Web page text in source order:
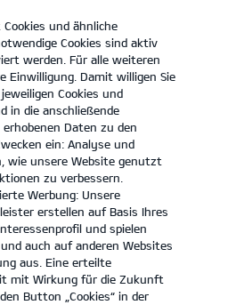
KONTAKT
und ähnliche
Cookies sind aktiv
werden. Für alle weiteren
Einwilligung. Damit willigen Sie
Cookies und
in die anschließende
Daten zu den
ein: Analyse und
wie unsere Website genutzt
zu verbessern.
Werbung: Unsere
erstellen auf Basis Ihres
und spielen
auch auf anderen Websites
aus. Eine erteilte
mit Wirkung für die Zukunft
Button „Cookies“ in der